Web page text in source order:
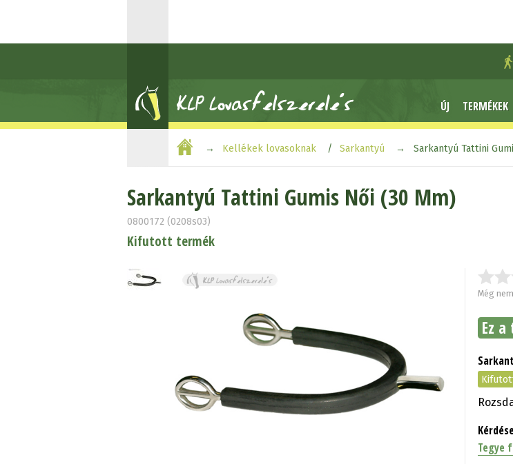
ÚJ TERMÉKEK
Kellékek lovasoknak Sarkantyú Sarkantyú Tattini
Sarkantyú Tattini Gumis Női (30 Mm)
0800172 (0208s03)
Kifutott termék
Még
Ez
Tegye